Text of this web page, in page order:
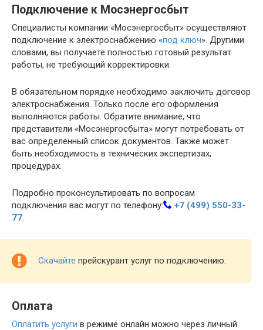
Подключение к Мосэнергосбыт
Специалисты компании «Мосэнергосбыт» осуществляют
подключение к электроснабжению «под ключ». Другими
словами, вы получаете полностью готовый результат
работы, не требующий корректировки.
В обязательном порядке необходимо заключить договор
электроснабжения. Только после его оформления
выполняются работы. Обратите внимание, что
представители «Мосэнергосбыта» могут потребовать от
вас определенный список документов. Также может
быть необходимость в технических экспертизах,
процедурах.
Подробно проконсультировать по вопросам
подключения вас могут по телефону:
+7 (499) 550-33-
77
Скачайте прейскурант услуг по подключению.
Оплата
Оплатить услуги в режиме онлайн можно через личный